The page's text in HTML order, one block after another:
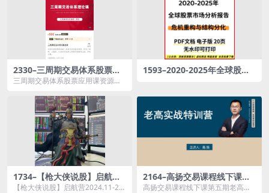
2330–三周期交易体系股票应
用课
三周期交易体系股票应用课资源简
1593–2020-2025年全球股票
1734–【枪大侠说股】启航营2
024.11-2025.04枪哥情绪周期
【枪大侠说股】启航营2024.11-20
2164–高扬交易课程线下课第
五期老高博弈实战课
高扬交易课程线下课第五期老高博